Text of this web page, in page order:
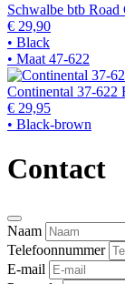
Schwalbe btb
€ 29,90
• Black
• Maat 47-622
Continental 37-622
€ 29,95
• Black-brown
Contact
Naam
Telefoonnummer
E-mail